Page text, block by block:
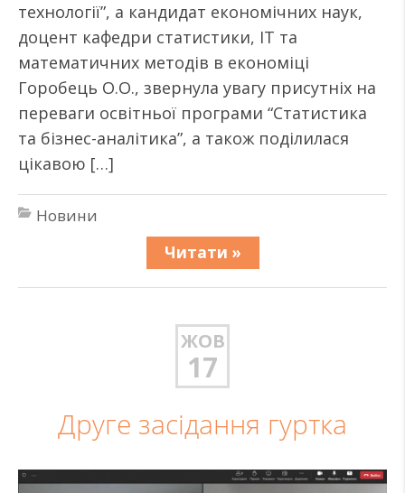
технології”, а кандидат економічних наук,
доцент кафедри статистики, ІТ та
математичних методів в економіці
Горобець О.О., звернула увагу присутніх на
переваги освітньої програми “Статистика
та бізнес-аналітика”, а також поділилася
цікавою […]
Новини
Читати »
ЖОВ
17
Друге засідання гуртка